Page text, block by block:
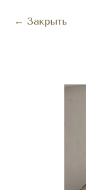
Закрыть